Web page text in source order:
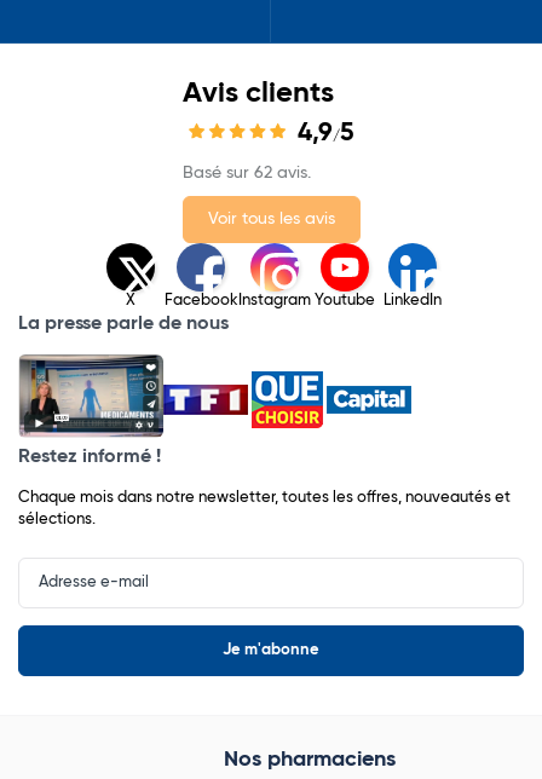
Avis clients
4,9/5
Basé sur 62 avis.
Voir tous les avis
X Facebook Instagram Youtube LinkedIn
La presse parle de nous
Restez informé !
Chaque mois dans notre newsletter, toutes les offres, nouveautés et
sélections.
Input
Newsletter
Nos pharmaciens